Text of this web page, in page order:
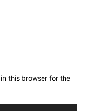
this browser for the